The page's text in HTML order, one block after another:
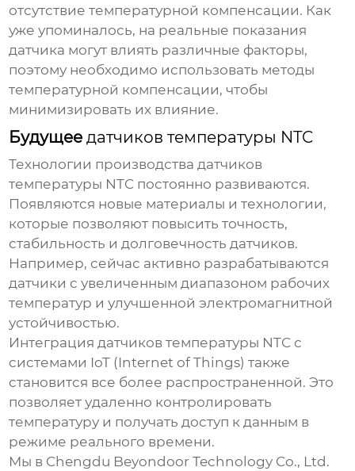
отсутствие температурной компенсации. Как
уже упоминалось, на реальные показания
датчика могут влиять различные факторы,
поэтому необходимо использовать методы
температурной компенсации, чтобы
минимизировать их влияние.
Будущеедатчиков температуры NTC
Технологии производствадатчиков
температуры NTC постоянно развиваются.
Появляются новые материалы и технологии,
которые позволяют повысить точность,
стабильность и долговечность датчиков.
Например, сейчас активно разрабатываются
датчики с увеличенным диапазоном рабочих
температур и улучшенной электромагнитной
устойчивостью.
Интеграциядатчиков температуры NTC с
системами IoT (Internet of Things) также
становится все более распространенной. Это
позволяет удаленно контролировать
температуру и получать доступ к данным в
режиме реального времени.
Мы в Chengdu Beyondoor Technology Co., Ltd.